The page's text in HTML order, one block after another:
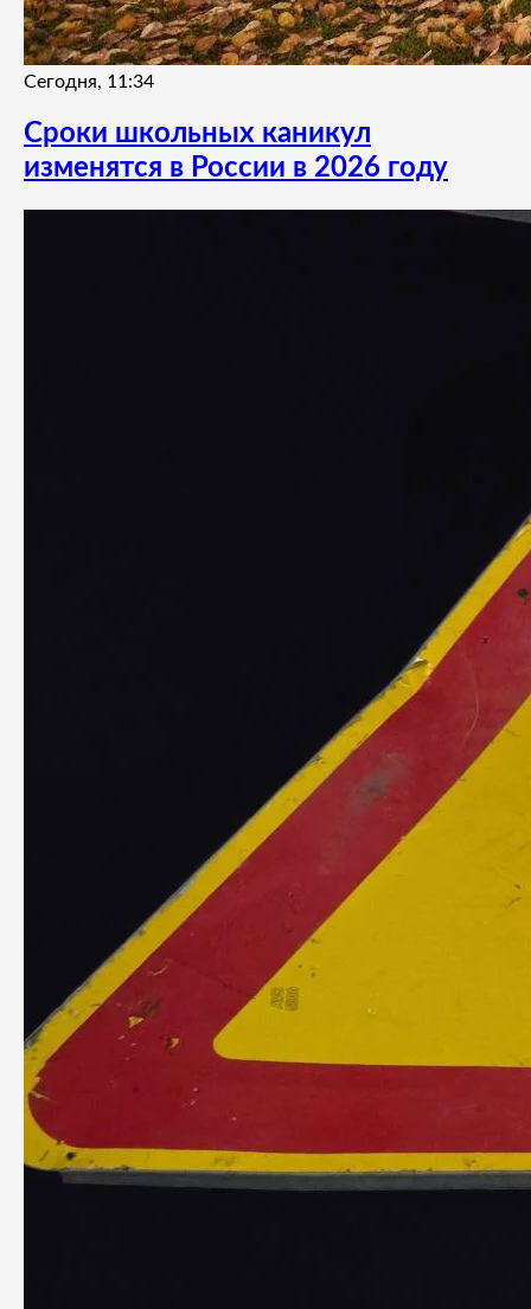
Сегодня, 11:34
Сроки школьных каникул
изменятся в России в 2026 году